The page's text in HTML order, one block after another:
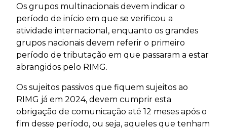
Os grupos multinacionais devem indicar o
período de início em que se verificou a
atividade internacional, enquanto os grandes
grupos nacionais devem referir o primeiro
período de tributação em que passaram a estar
abrangidos pelo RIMG.
Os sujeitos passivos que fiquem sujeitos ao
RIMG já em 2024, devem cumprir esta
obrigação de comunicação até 12 meses após o
fim desse período, ou seja, aqueles que tenham